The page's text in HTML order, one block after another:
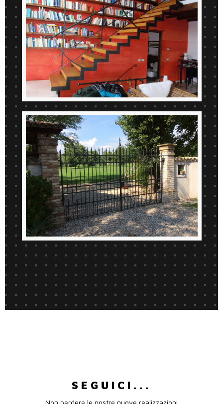
SEGUICI...
Non perdere le nostre nuove realizzazioni